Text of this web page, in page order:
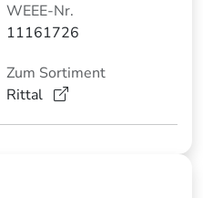
WEEE-Nr.
11161726
Zum Sortiment
Rittal